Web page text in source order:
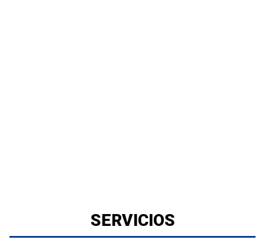
SERVICIOS